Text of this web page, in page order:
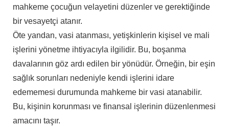
mahkeme çocuğun velayetini düzenler ve gerektiğinde
bir vesayetçi atanır.
Öte yandan, vasi atanması, yetişkinlerin kişisel ve mali
işlerini yönetme ihtiyacıyla ilgilidir. Bu, boşanma
davalarının göz ardı edilen bir yönüdür. Örneğin, bir eşin
sağlık sorunları nedeniyle kendi işlerini idare
edememesi durumunda mahkeme bir vasi atanabilir.
Bu, kişinin korunması ve finansal işlerinin düzenlenmesi
amacını taşır.